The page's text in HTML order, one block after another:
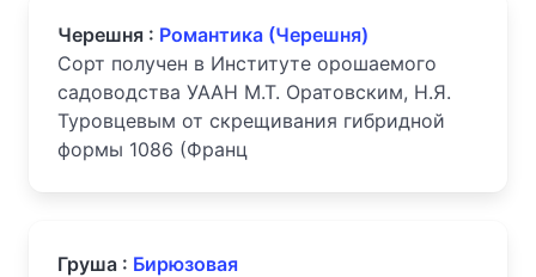
Черешня : Романтика (Черешня)
Сорт получен в Институте орошаемого
садоводства УААН М.Т. Оратовским, Н.Я.
Туровцевым от скрещивания гибридной
формы 1086 (Франц
Груша : Бирюзовая